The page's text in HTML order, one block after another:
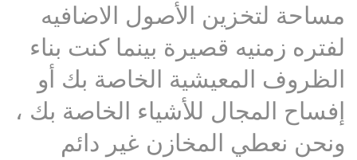
مساحة لتخزين الأصول الاضافيه
لفتره زمنيه قصيرة بينما كنت بناء
الظروف المعيشية الخاصة بك أو
إفساح المجال للأشياء الخاصة بك ،
ونحن نعطي المخازن غير دائم